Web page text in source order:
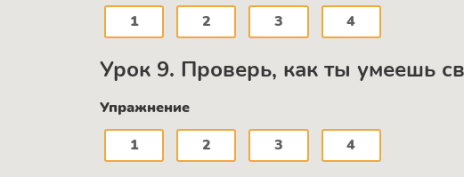
1
2 3 4
Урок 9. Проверь, как ты умеешь
Упражнение
1
2 3 4